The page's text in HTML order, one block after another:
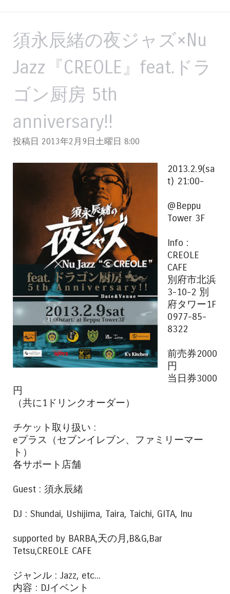
須永辰緒の夜ジャズ×Nu
Jazz『CREOLE』feat.ドラ
ゴン厨房 5th
anniversary!!
投稿日 2013年2月9日土曜日 8:00
2013.2.9(sa
t) 21:00-
@Beppu
Tower 3F
Info :
CREOLE
CAFE
別府市北浜
3-10-2 別
府タワー1F
0977-85-
8322
前売券2000
円
当日券3000
円
（共に1ドリンクオーダー）
チケット取り扱い :
eプラス（セブンイレブン、ファミリーマー
ト）
各サポート店舗
Guest : 須永辰緒
DJ : Shundai, Ushijima, Taira, Taichi, GITA, Inu
supported by BARBA,天の月,B&G,Bar
Tetsu,CREOLE CAFE
ジャンル : Jazz, etc...
内容 : DJイベント